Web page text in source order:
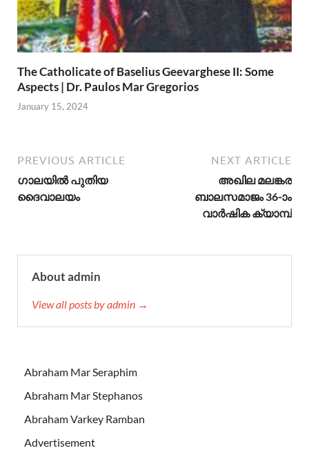
The Catholicate of Baselius Geevarghese II: Some
Aspects | Dr. Paulos Mar Gregorios
January 15, 2024
PREVIOUS ARTICLE
ഗാലയിൽ പുതിയ
ദൈവാലയം
NEXT ARTICLE
അഖില മലങ്കര
ബാലസമാജം 36-ാം
വാര്‍ഷിക ക്യാമ്പ്
About admin
View all posts by admin →
Abraham Mar Seraphim
Abraham Mar Stephanos
Abraham Varkey Ramban
Advertisement